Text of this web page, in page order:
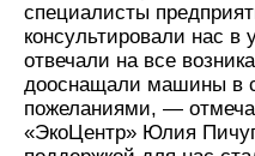
специалисты
консультировали нас
отвечали на все
дооснащали машины в
пожеланиями, —
«ЭкоЦентр» Юлия